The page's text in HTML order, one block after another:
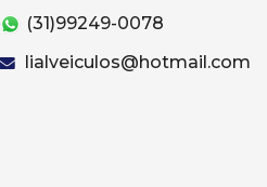
(31)99249-0078
lialveiculos@hotmail.com